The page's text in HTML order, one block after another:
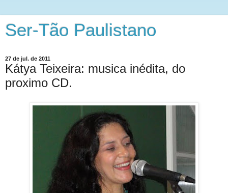
Ser-Tão Paulistano
27 de jul. de 2011
Kátya Teixeira: musica inédita, do
proximo CD.